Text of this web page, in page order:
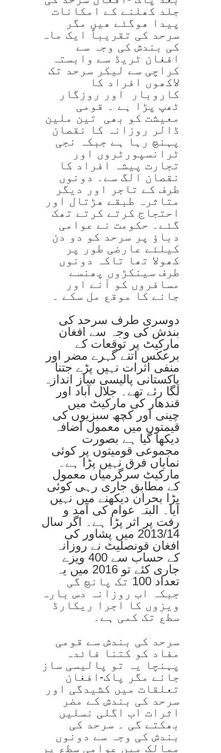
جلد کھلنے کے امکانات
پیدا ھوگئے ھیں مگر
سرحد کی تقریباً ایک ماہ
کی بندش کی وجہ سے
افغان ٹریڈ سے وابستہ
کراچی سے لیکر سرحد تک
لاکھوں افراد کا
کاروبار اور روزگار
ٹھپ پڑا ہے ۔ قومی
معیشت کو بھی تین ملین
ڈالر روزانہ کا نقصان
پہنچ رہا ہے جبکہ نجی
ٹرانسپورٹروں اور
تجارت پیشہ افراد کا
نقصان الگ سے۔ دونوں
طرف کے تاجر اور دیگر
متاثرہ طبقے ھڑتال اور
احتجاج کرتے کرتے تھک
گئے۔ حکومت نے عوامی
دباؤ پر سرحد کو دو دن
کیلئے عارضی طور پر
کھولا تھا تاکہ دونوں
طرف سینکڑوں پھنسے
مسافروں کو آنے اور
جانے کا موقع مل سکے ۔
دوسری طرف سرحد کی
بندش کی وجہ سے افغان
مارکیٹ پر توقعات کے
برعکس اتنے گہرے مضر اور
منفی اثرات نہیں پڑے جتنا
پاکستانی پالیسی ساز اندازہ
لگا رئے تھے۔ جلال آباد اور
قندھار کی مارکیٹ میں
چینی اور کچھ سبزیوں کی
قیمتوں میں معمول اضافہ
دیکھا گیا ہے بصورت
مجموعی قومیتوں پر کوئی
نمایاں فرق نہیں پڑا ہے۔
مارکیٹ سرگرمیاں معمول
کے مطابق جاری رہی کوئی
بڑا بحران دیکھنے میں نہیں
آیا۔ البتہ عوام کی آمد و
رفت پر اثر پڑا ہے۔ اگر سال
2013/14 میں پشاور کی
افغان قونصلیٹ نے روزانہ
کے حساب سے 400 ویزے
جاری کئے تو 2016 میں یہ
تعداد 100 تک پانچ گی
جبکہ اب روزانہ دس بارہ
ویزوں کا اجرا ریکارڈ
سطع تک کمی ہے۔
سرحد کی بندش سے قومی
مفاد کو کتنا فائدہ
پہنچا یہ تو پالیسی ساز
جانے مگر پاک-افغان
تعلقات میں کشیدگی اور
سرحد کی بندش کے مضر
اثرات اب اگلی نسلیں
بھکتے گی ۔ سرحد کی
بندش کی وجہ سے دونوں
ممالک میں عوامی سطع پر